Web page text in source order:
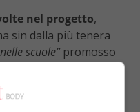
nel progetto,
sin dalla più tenera
scuole”promosso
per il triennio 2016-
di informazione, la